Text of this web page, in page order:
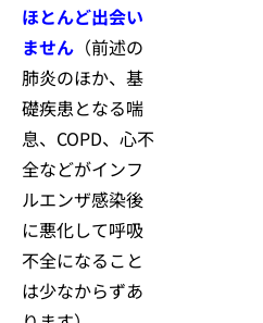
ほとんど出会い
ません （前述の
肺炎のほか、基
礎疾患となる喘
息、COPD、心不
全などがインフ
ルエンザ感染後
に悪化して呼吸
不全になること
は少なからずあ